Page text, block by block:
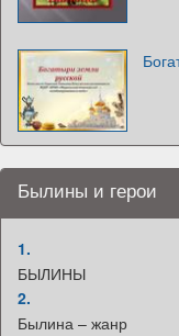
Былины и герои
1.
БЫЛИНЫ
2.
Былина – жанр